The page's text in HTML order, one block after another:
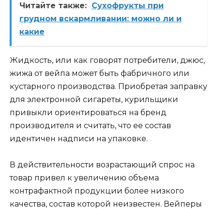
Читайте также: Сухофрукты при
грудном вскармливании: можно ли и
какие
Жидкость, или как говорят потребители, джюс,
жижа от вейпа может быть фабричного или
кустарного производства. Приобретая заправку
для электронной сигареты, курильщики
привыкли ориентироваться на бренд
производителя и считать, что ее состав
идентичен надписи на упаковке.
В действительности возрастающий спрос на
товар привел к увеличению объема
контрафактной продукции более низкого
качества, состав которой неизвестен. Вейперы